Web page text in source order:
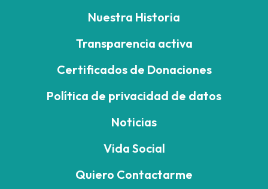
Nuestra Historia
Transparencia activa
Certificados de Donaciones
Política de privacidad de datos
Noticias
Vida Social
Quiero Contactarme